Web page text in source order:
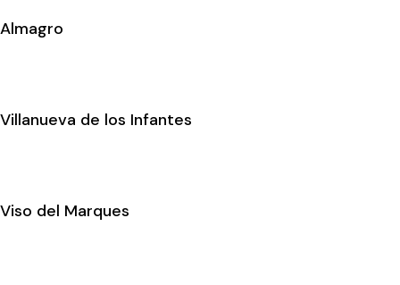
Almagro
Villanueva de los Infantes
Viso del Marques